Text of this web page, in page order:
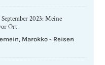
2023: Meine
Ort
, Marokko - Reisen